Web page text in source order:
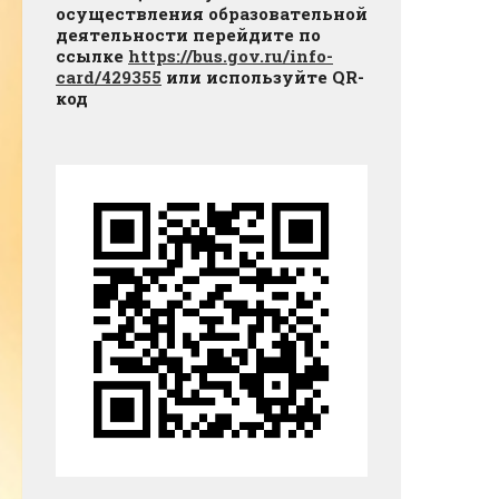
осуществления образовательной
деятельности перейдите по
ссылке https://bus.gov.ru/info-
card/429355 или используйте QR-
код